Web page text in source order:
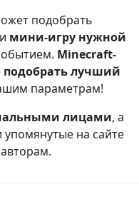
подобрать
мини-игру нужной
Minecraft-
подобрать лучший
параметрам!
лицами, а
на сайте